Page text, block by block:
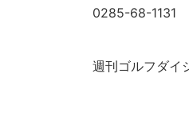
0285-68-1131
週刊ゴルフダイ